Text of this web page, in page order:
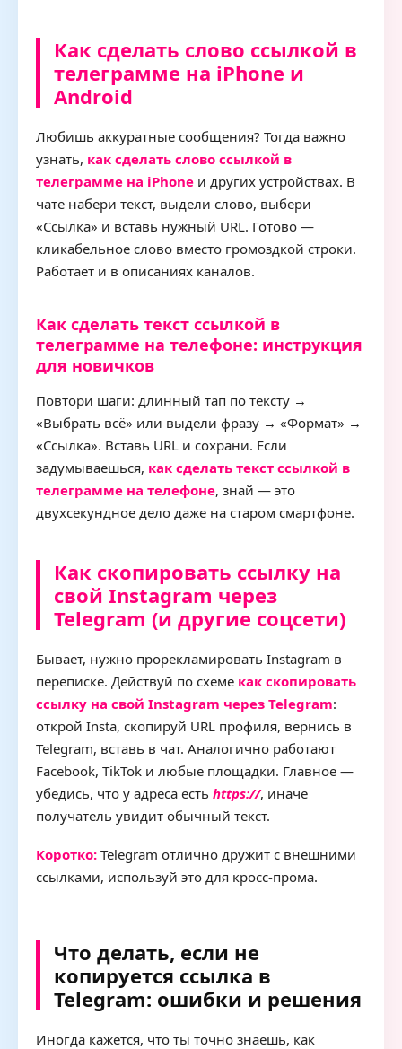
Как сделать слово ссылкой в
телеграмме на iPhone и
Android
Любишь аккуратные сообщения? Тогда важно
узнать, как сделать слово ссылкой в
телеграмме на iPhone и других устройствах. В
чате набери текст, выдели слово, выбери
«Ссылка» и вставь нужный URL. Готово —
кликабельное слово вместо громоздкой строки.
Работает и в описаниях каналов.
Как сделать текст ссылкой в
телеграмме на телефоне: инструкция
для новичков
Повтори шаги: длинный тап по тексту →
«Выбрать всё» или выдели фразу → «Формат» →
«Ссылка». Вставь URL и сохрани. Если
задумываешься, как сделать текст ссылкой в
телеграмме на телефоне, знай — это
двухсекундное дело даже на старом смартфоне.
Как скопировать ссылку на
свой Instagram через
Telegram (и другие соцсети)
Бывает, нужно прорекламировать Instagram в
переписке. Действуй по схеме как скопировать
ссылку на свой Instagram через Telegram:
открой Insta, скопируй URL профиля, вернись в
Telegram, вставь в чат. Аналогично работают
Facebook, TikTok и любые площадки. Главное —
убедись, что у адреса есть https://, иначе
получатель увидит обычный текст.
Коротко: Telegram отлично дружит с внешними
ссылками, используй это для кросс-прома.
Что делать, если не
копируется ссылка в
Telegram: ошибки и решения
Иногда кажется, что ты точно знаешь, как